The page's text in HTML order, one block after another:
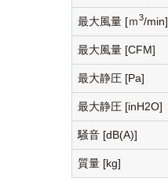
最大風量 [ｍ3/min]
最大風量 [CFM]
最大静圧 [Pa]
最大静圧 [inH2O]
騒音 [dB(A)]
質量 [kg]